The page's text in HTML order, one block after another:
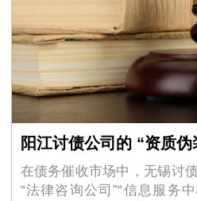
在债务催收市场中，无锡讨
“法律咨询公司”“信息服务